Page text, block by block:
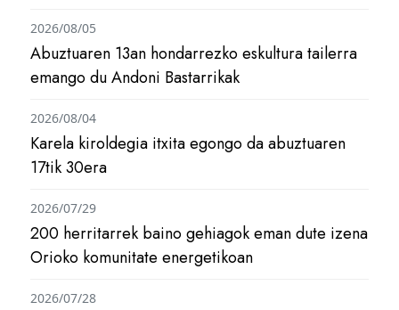
Abuztuaren 13an hondarrezko eskultura tailerra
emango du Andoni Bastarrikak
2026/08/05
Karela kiroldegia itxita egongo da abuztuaren
17tik 30era
2026/08/04
200 herritarrek baino gehiagok eman dute izena
Orioko komunitate energetikoan
2026/07/29
2026/07/28